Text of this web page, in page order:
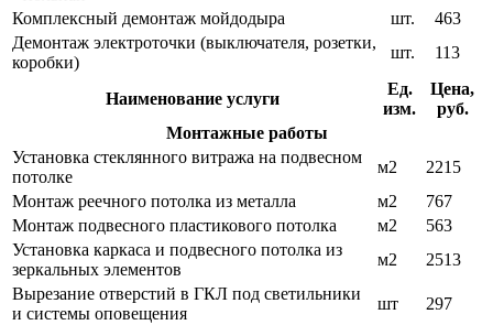
Комплексный демонтаж мойдодыра
шт.
463
Демонтаж электроточки (выключателя, розетки,
коробки)
шт. 113
Наименование услуги
Ед.
изм.
Цена,
руб.
Монтажные работы
Установка стеклянного витража на подвесном
потолке
м2
2215
Монтаж реечного потолка из металла
м2
767
Монтаж подвесного пластикового потолка
м2
563
Установка каркаса и подвесного потолка из
зеркальных элементов
м2
2513
Вырезание отверстий в ГКЛ под светильники
и системы оповещения
шт
297